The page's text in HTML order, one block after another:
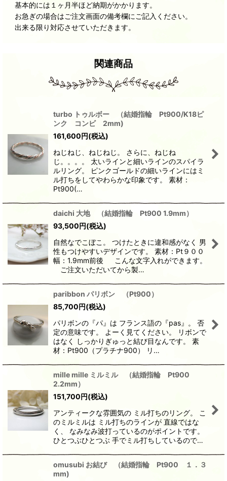
基本的には１ヶ月半ほど納期がかかります。
お急ぎの場合はご注文画面の備考欄にご記入ください。
出来る限り対応させていただきます。
関連商品
turbo トゥルボー （結婚指輪 Pt900/K18ピ
ンク コンビ 2mm)
161,600円(税込)
ねじねじ、ねじねじ。 さらに、ねじね
じ。。。。 太いラインと細いラインのスパイラ
ルリング。 ピンクゴールドの細いラインにはミ
ル打ちをしてやわらかな印象です。 素材：
Pt900(…
daichi 大地 （結婚指輪 Pt900 1.9mm）
93,500円(税込)
自然なでこぼこ。 つけたときに違和感がなく 男
性もつけやすいデザインです。 素材：Pt９００
幅：1.9mm前後 こんな文字入れができます。
ご注文いただいてから製…
paribbon パリボン （Pt900）
85,700円(税込)
パリボンの『パ』は フランス語の『pas』。 否
定の意味です。 よーく見てください。 リボンで
はなく しっかりぎゅっと結び目なんです。 素
材：Pt900（プラチナ900） リ…
mille mille ミルミル （結婚指輪 Pt900
2.2mm）
151,700円(税込)
アンティークな雰囲気の ミル打ちのリング。 こ
のミルミルは ミル打ちのラインが 直線ではな
く、 なみなみ波打っているのがポイントです。
ひとつぶひとつぶ 手でミル打ちしているので…
omusubi お結び （結婚指輪 Pt900 １．３
mm)